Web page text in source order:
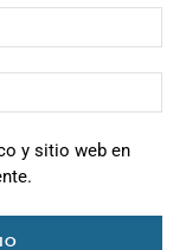
y sitio web en